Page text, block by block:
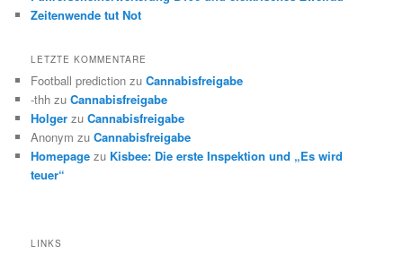
Zeitenwende tut Not
LETZTE KOMMENTARE
Football prediction zuCannabisfreigabe
-thh zuCannabisfreigabe
Holger zuCannabisfreigabe
Anonym zuCannabisfreigabe
Homepage zu Kisbee: Die erste Inspektion und „Es wird
teuer“
LINKS